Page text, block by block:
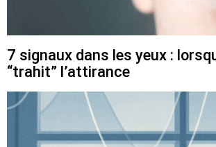
7 signaux dans les yeux :
“trahit” l’attirance